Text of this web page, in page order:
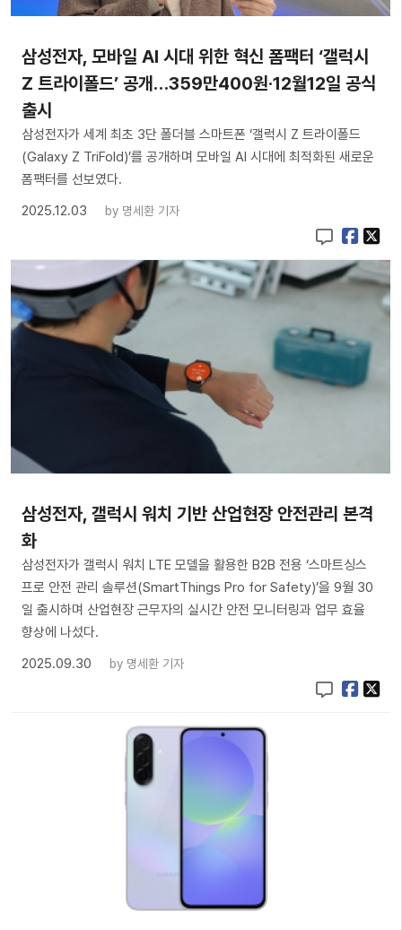
삼성전자, 모바일 AI 시대 위한 혁신 폼팩터 ‘갤럭시
Z 트라이폴드’ 공개…359만400원·12월12일 공식
출시
삼성전자가 세계 최초 3단 폴더블 스마트폰 ‘갤럭시 Z 트라이폴드
(Galaxy Z TriFold)’를 공개하며 모바일 AI 시대에 최적화된 새로운
폼팩터를 선보였다.
2025.12.03
by 명세환 기자
삼성전자, 갤럭시 워치 기반 산업현장 안전관리 본격
화
삼성전자가 갤럭시 워치 LTE 모델을 활용한 B2B 전용 ‘스마트싱스
프로 안전 관리 솔루션(SmartThings Pro for Safety)’을 9월 30
일 출시하며 산업현장 근무자의 실시간 안전 모니터링과 업무 효율
향상에 나섰다.
2025.09.30
by 명세환 기자